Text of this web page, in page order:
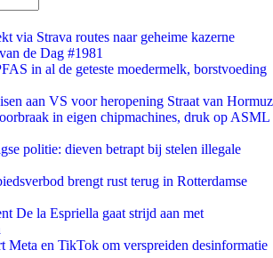
via Strava routes naar geheime kazerne
de Dag #1981
in al de geteste moedermelk, borstvoeding
aan VS voor heropening Straat van Hormuz
in eigen chipmachines, druk op ASML
politie: dieven betrapt bij stelen illegale
brengt rust terug in Rotterdamse
De la Espriella gaat strijd aan met
Meta en TikTok om verspreiden desinformatie